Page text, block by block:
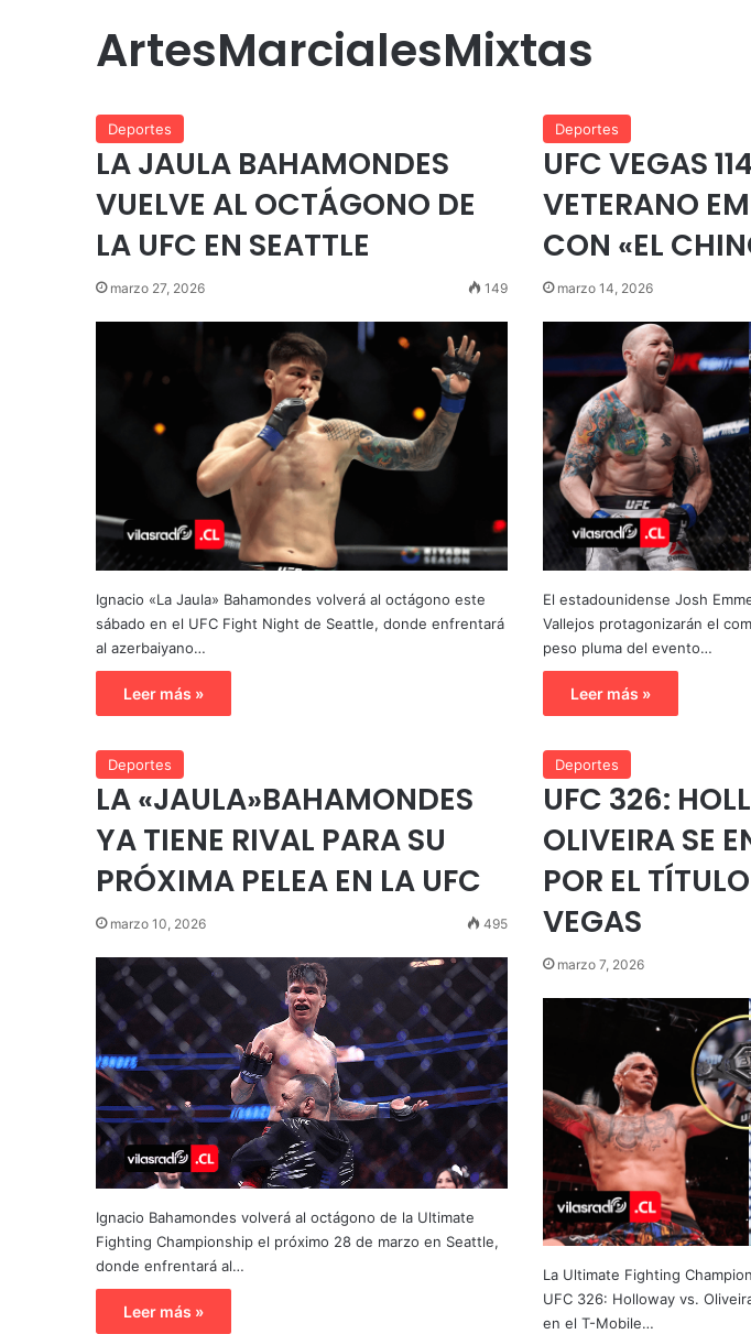
ArtesMarcialesMixtas
Deportes
LA JAULA BAHAMONDES
VUELVE AL OCTÁGONO DE
LA UFC EN SEATTLE
marzo 27, 2026 149
Ignacio «La Jaula» Bahamondes volverá al octágono este
sábado en el UFC Fight Night de Seattle, donde enfrentará
al azerbaiyano…
Leer más »
Deportes
UFC VEGAS
VETERANO
CON «EL
marzo 14, 2026
El estadounidense Josh
Vallejos protagonizarán el
peso pluma del evento…
Leer más »
Deportes
LA «JAULA»BAHAMONDES
YA TIENE RIVAL PARA SU
PRÓXIMA PELEA EN LA UFC
marzo 10, 2026 495
Ignacio Bahamondes volverá al octágono de la Ultimate
Fighting Championship el próximo 28 de marzo en Seattle,
donde enfrentará al…
Leer más »
Deportes
UFC 326:
OLIVEIRA SE
POR EL
VEGAS
marzo 7, 2026
La Ultimate Fighting
UFC 326: Holloway vs.
en el T-Mobile…